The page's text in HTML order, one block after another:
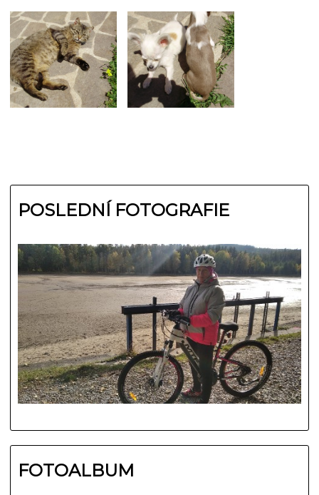
POSLEDNÍ FOTOGRAFIE
FOTOALBUM